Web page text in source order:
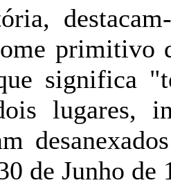
primitivo
significa
lugares,
de Junho de